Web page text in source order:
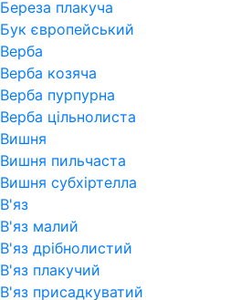
Береза плакуча
Бук європейський
Верба
Верба козяча
Верба пурпурна
Верба цільнолиста
Вишня
Вишня пильчаста
Вишня субхіртелла
В'яз
В'яз малий
В'яз дрібнолистий
В'яз плакучий
В'яз присадкуватий